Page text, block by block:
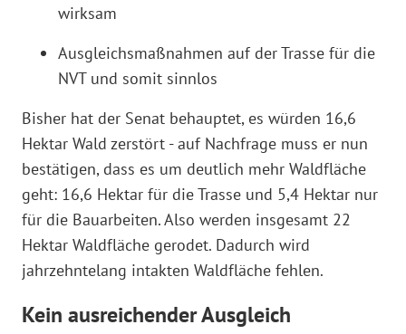
wirksam
Ausgleichsmaßnahmen auf der Trasse für die
NVT und somit sinnlos
Bisher hat der Senat behauptet, es würden 16,6
Hektar Wald zerstört - auf Nachfrage muss er nun
bestätigen, dass es um deutlich mehr Waldfläche
geht: 16,6 Hektar für die Trasse und 5,4 Hektar nur
für die Bauarbeiten. Also werden insgesamt 22
Hektar Waldfläche gerodet. Dadurch wird
jahrzehntelang intakten Waldfläche fehlen.
Kein ausreichender Ausgleich